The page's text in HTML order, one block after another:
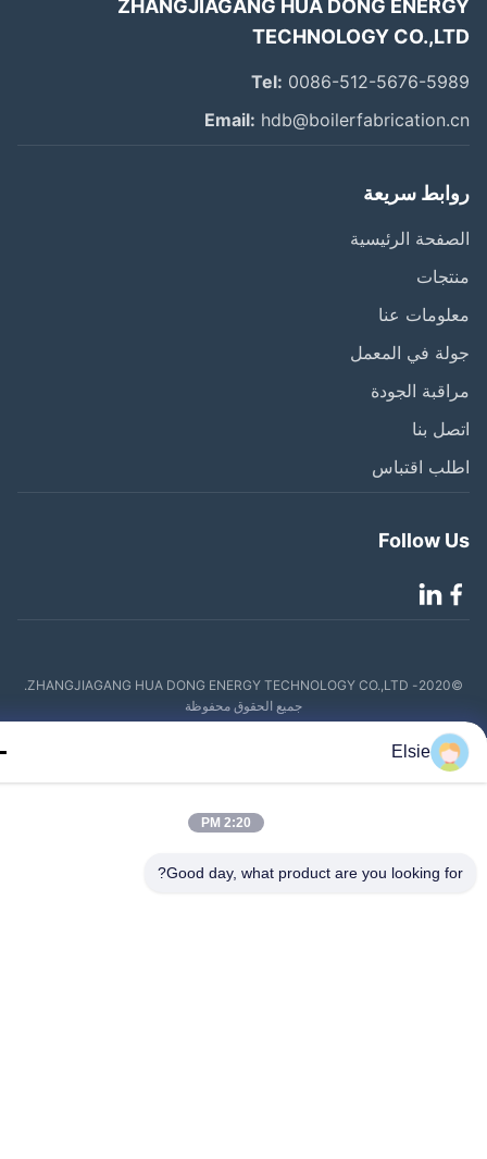
ZHANGJIAGANG HUA DONG
TECHNOLOGY
Tel:0086-512-5676-
Email:
سريعة
الرئيسية
عنا
في المعمل
الجودة
بنا
اقتباس
Follow
©2020- ZHANGJIAGANG HUA DONG ENERGY TECHNOLOGY CO.,LTD.
جميع الحقوق محفوظة
Elsie
2:20 PM
Good day, what product are you looking